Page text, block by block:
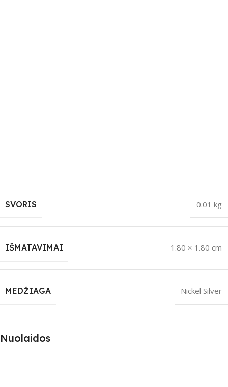
SVORIS 0.01 kg
IŠMATAVIMAI 1.80 × 1.80 cm
MEDŽIAGA Nickel Silver
Nuolaidos